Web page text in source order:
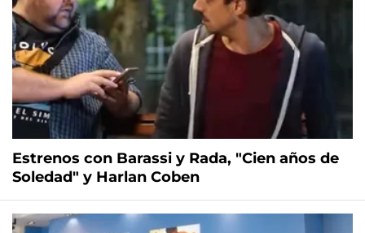
Estrenos con Barassi y Rada, "Cien años de
Soledad" y Harlan Coben